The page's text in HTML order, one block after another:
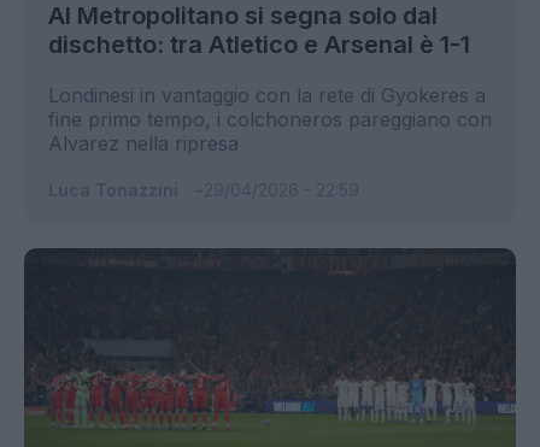
Al Metropolitano si segna solo dal
dischetto: tra Atletico e Arsenal è 1-1
Londinesi in vantaggio con la rete di Gyokeres a
fine primo tempo, i colchoneros pareggiano con
Alvarez nella ripresa